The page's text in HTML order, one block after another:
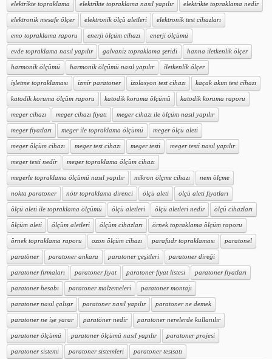
elektrikte topraklama elektrikte topraklama nasıl yapılır elektrikte topraklama nedir
elektronik mesafe ölçer elektronik ölçü aletleri elektronik test cihazları
emo topraklama raporu enerji ölçüm cihazı enerji ölçümü
evde topraklama nasıl yapılır galvaniz topraklama şeridi hanna iletkenlik ölçer
harmonik ölçümü harmonik ölçümü nasıl yapılır iletkenlik ölçer
işletme topraklaması izmir paratoner izolasyon test cihazı kaçak akım test cihazı
katodik koruma ölçüm raporu katodik koruma ölçümü katodik koruma raporu
meger cihazı meger cihazı fiyatı meger cihazı ile ölçüm nasıl yapılır
meger fiyatları meger ile topraklama ölçümü meger ölçü aleti
meger ölçüm cihazı meger test cihazı meger testi meger testi nasıl yapılır
meger testi nedir meger topraklama ölçüm cihazı
megerle topraklama ölçümü nasıl yapılır mikron ölçme cihazı nem ölçme
nokta paratoner nötr topraklama direnci ölçü aleti ölçü aleti fiyatları
ölçü aleti ile topraklama ölçümü ölçü aletleri ölçü aletleri nedir ölçü cihazları
ölçüm aleti ölçüm aletleri ölçüm cihazları örnek topraklama ölçüm raporu
örnek topraklama raporu ozon ölçüm cihazı parafudr topraklaması paratonel
paratöner paratoner ankara paratoner çeşitleri paratoner direği
paratoner firmaları paratoner fiyat paratoner fiyat listesi paratoner fiyatları
paratoner hesabı paratoner malzemeleri paratoner montajı
paratoner nasıl çalışır paratoner nasıl yapılır paratoner ne demek
paratoner ne işe yarar paratöner nedir paratoner nerelerde kullanılır
paratoner ölçümü paratoner ölçümü nasıl yapılır paratoner projesi
paratoner sistemi paratoner sistemleri paratoner tesisatı